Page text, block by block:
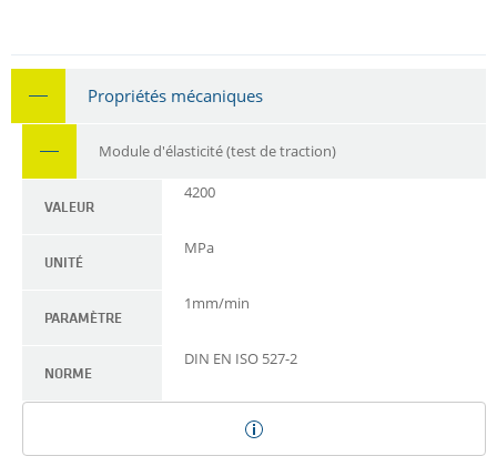
Propriétés mécaniques
Module d'élasticité (test de traction)
VALEUR
4200
UNITÉ
MPa
PARAMÈTRE
1mm/min
NORME
DIN EN ISO 527-2